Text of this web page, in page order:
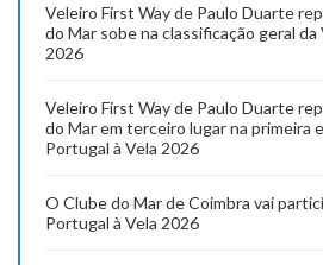
Veleiro First Way de Paulo Duarte
do Mar sobe na classificação geral
2026
Veleiro First Way de Paulo Duarte
do Mar em terceiro lugar na primeira
Portugal à Vela 2026
O Clube do Mar de Coimbra vai
Portugal à Vela 2026